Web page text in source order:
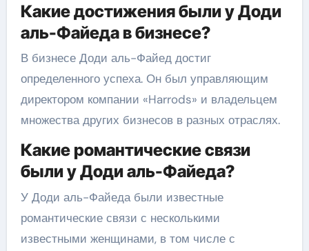
Какие достижения были у Доди
аль-Файеда в бизнесе?
В бизнесе Доди аль-Файед достиг
определенного успеха. Он был управляющим
директором компании «Harrods» и владельцем
множества других бизнесов в разных отраслях.
Какие романтические связи
были у Доди аль-Файеда?
У Доди аль-Файеда были известные
романтические связи с несколькими
известными женщинами, в том числе с